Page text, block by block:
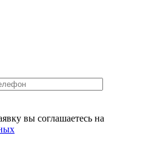
вы соглашаетесь на